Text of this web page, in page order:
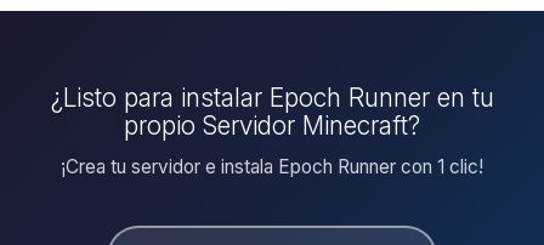
¿Listo para instalar Epoch Runner en tu
propio Servidor Minecraft?
¡Crea tu servidor e instala Epoch Runner con 1 clic!